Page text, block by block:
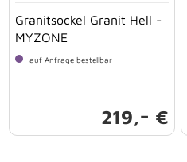
Granitsockel Granit Hell -
MYZONE
auf Anfrage bestellbar
219,- €